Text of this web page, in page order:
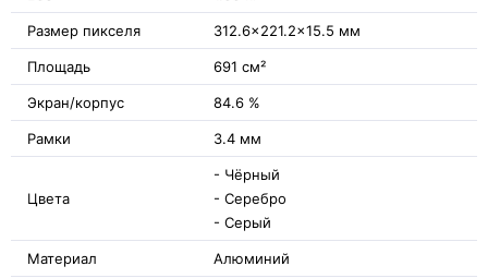
Размер пикселя 312.6x221.2x15.5 мм
Площадь 691 см²
Экран/корпус 84.6 %
Рамки 3.4 мм
Цвета
- Чёрный
- Серебро
- Серый
Материал Алюминий